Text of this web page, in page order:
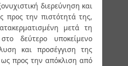
διερεύνηση και
προς την πιστότητά της,
μετά τη
δεύτερο υποκείμενο
και προσέγγιση της
προς την απόκλιση από